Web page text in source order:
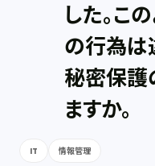
した。こ
の行為は
秘密保護
ますか。
IT 情報管理